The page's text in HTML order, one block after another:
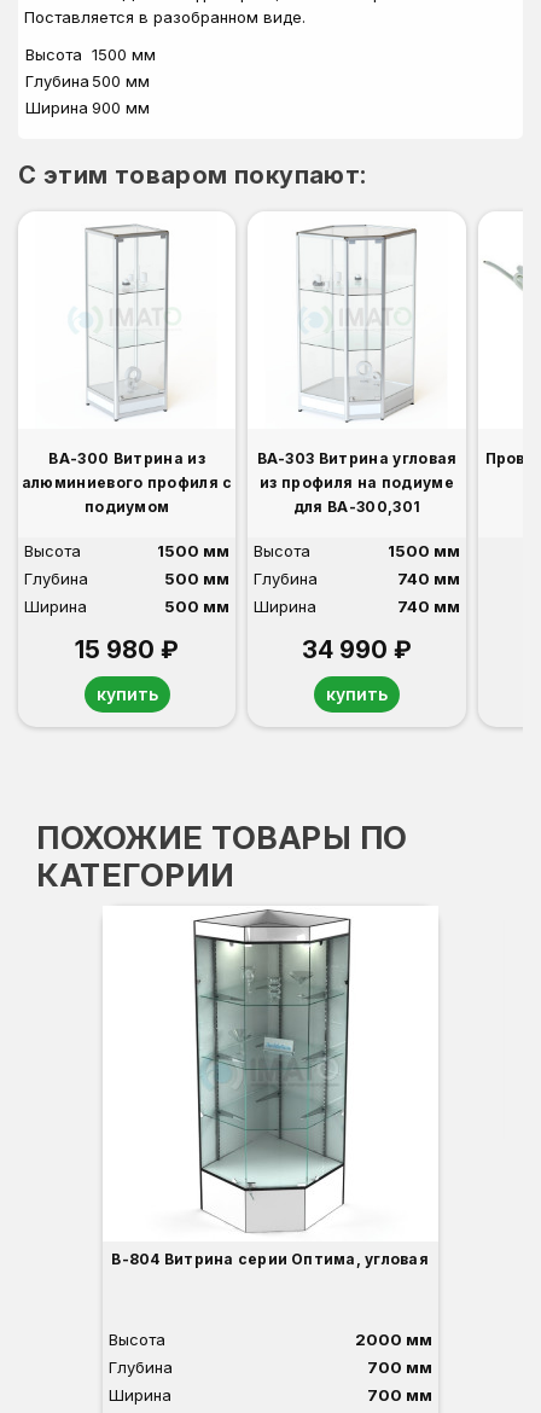
Поставляется в разобранном виде.
Высота 1500 мм
Глубина 500 мм
Ширина 900 мм
C этим товаром покупают:
ВА-300 Витрина из
алюминиевого профиля с
подиумом
Высота
1500 мм
Глубина
500 мм
Ширина
500 мм
15 980 ₽
купить
ВА-303 Витрина угловая
из профиля на подиуме
для ВА-300,301
Высота
1500 мм
Глубина
740 мм
Ширина
740 мм
34 990 ₽
купить
ПОХОЖИЕ ТОВАРЫ ПО
КАТЕГОРИИ
В-804 Витрина серии Оптима, угловая
Высота
2000 мм
Глубина
700 мм
Ширина
700 мм